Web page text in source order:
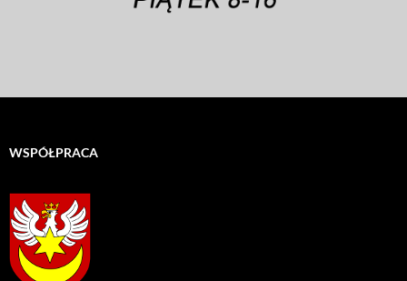
WSPÓŁPRACA